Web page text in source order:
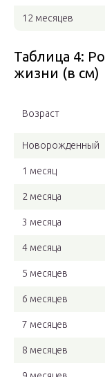
12 месяцев
Таблица 4:
жизни (в см)
Возраст
Новорожденный
1 месяц
2 месяца
3 месяца
4 месяца
5 месяцев
6 месяцев
7 месяцев
8 месяцев